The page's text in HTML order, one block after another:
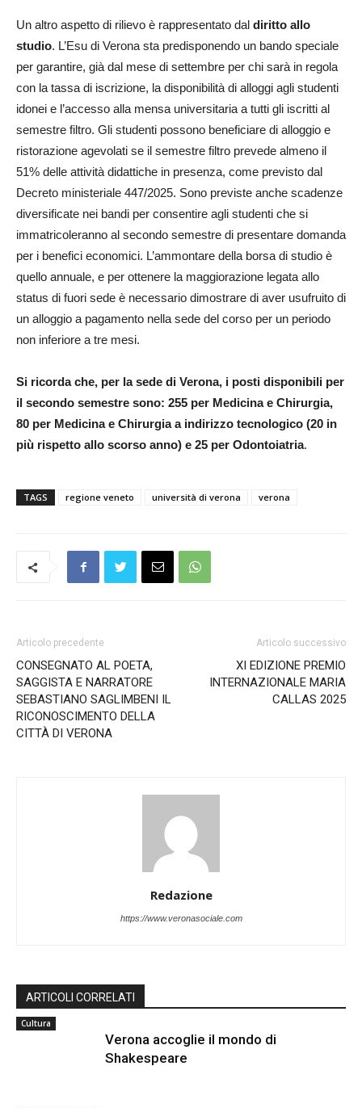
Un altro aspetto di rilievo è rappresentato dal diritto allo
studio. L’Esu di Verona sta predisponendo un bando speciale
per garantire, già dal mese di settembre per chi sarà in regola
con la tassa di iscrizione, la disponibilità di alloggi agli studenti
idonei e l’accesso alla mensa universitaria a tutti gli iscritti al
semestre filtro. Gli studenti possono beneficiare di alloggio e
ristorazione agevolati se il semestre filtro prevede almeno il
51% delle attività didattiche in presenza, come previsto dal
Decreto ministeriale 447/2025. Sono previste anche scadenze
diversificate nei bandi per consentire agli studenti che si
immatricoleranno al secondo semestre di presentare domanda
per i benefici economici. L’ammontare della borsa di studio è
quello annuale, e per ottenere la maggiorazione legata allo
status di fuori sede è necessario dimostrare di aver usufruito di
un alloggio a pagamento nella sede del corso per un periodo
non inferiore a tre mesi.
Si ricorda che, per la sede di Verona, i posti disponibili per
il secondo semestre sono: 255 per Medicina e Chirurgia,
80 per Medicina e Chirurgia a indirizzo tecnologico (20 in
più rispetto allo scorso anno) e 25 per Odontoiatria.
TAGS regione veneto università di verona verona
Articolo precedente
CONSEGNATO AL POETA,
SAGGISTA E NARRATORE
SEBASTIANO SAGLIMBENI IL
RICONOSCIMENTO DELLA
CITTÀ DI VERONA
Articolo successivo
XI EDIZIONE PREMIO
INTERNAZIONALE MARIA
CALLAS 2025
Redazione
https://www.veronasociale.com
ARTICOLI CORRELATI
Cultura
Verona accoglie il mondo di
Shakespeare